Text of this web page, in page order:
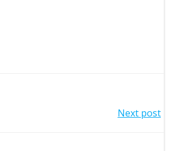
Next post